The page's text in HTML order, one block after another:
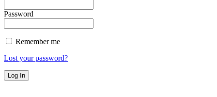
Password
Remember me
Lost your password?